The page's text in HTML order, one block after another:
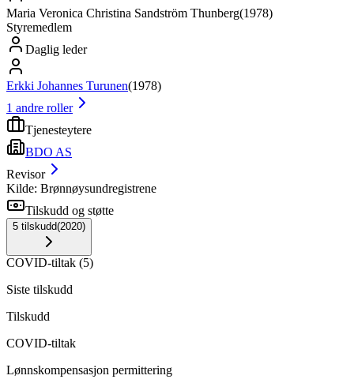
Maria Veronica Christina Sandström Thunberg(1978)
Styremedlem
Daglig leder
Erkki Johannes Turunen(1978)
1 andre roller
Tjenesteytere
BDO AS
Revisor
Kilde: Brønnøysundregistrene
Tilskudd og støtte
5 tilskudd(2020)
COVID-tiltak (5)
Siste tilskudd
Tilskudd
COVID-tiltak
Lønnskompensasjon permittering